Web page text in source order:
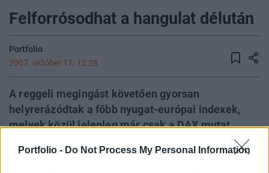
Portfolio - Do Not Process My Personal Information
Felforrósodhat a hangulat délután
Portfolio
2007. október 17. 12:28
A reggeli megingást követően gyorsan
helyrerázódtak a főbb nyugat-európai indexek,
melyek közül jelenleg már csak a DAX mutat
csökkenést mutatnak a börzék, a PX 0.2%-os, az